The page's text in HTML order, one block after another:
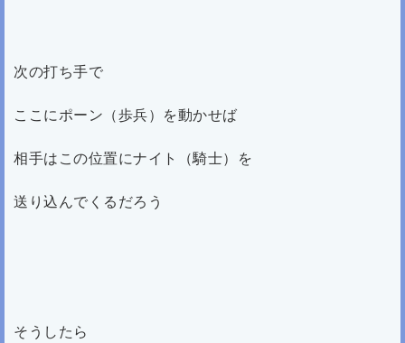
次の打ち手で
ここにポーン（歩兵）を動かせば
相手はこの位置にナイト（騎士）を
送り込んでくるだろう
そうしたら